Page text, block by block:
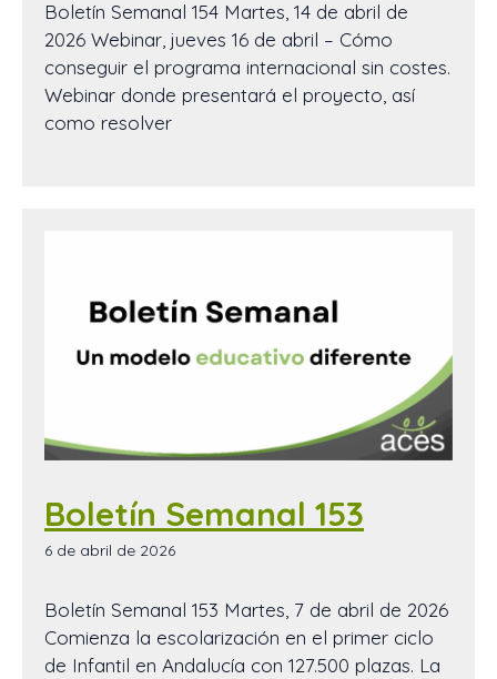
Boletín Semanal 154 Martes, 14 de abril de
2026 Webinar, jueves 16 de abril – Cómo
conseguir el programa internacional sin costes.
Webinar donde presentará el proyecto, así
como resolver
Boletín Semanal 153
6 de abril de 2026
Boletín Semanal 153 Martes, 7 de abril de 2026
Comienza la escolarización en el primer ciclo
de Infantil en Andalucía con 127.500 plazas. La